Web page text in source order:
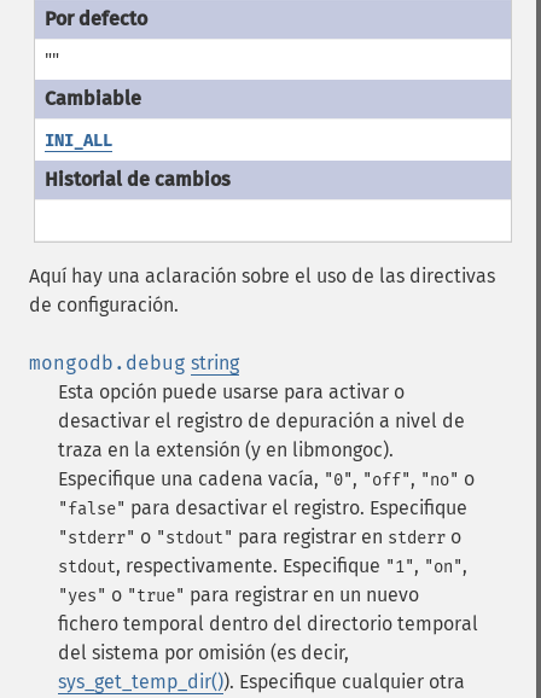
""
INI_ALL
Aquí hay una aclaración sobre el uso de las directivas
de configuración.
mongodb.debug string
Esta opción puede usarse para activar o
desactivar el registro de depuración a nivel de
traza en la extensión (y en libmongoc).
Especifique una cadena vacía, "0", "off", "no" o
"false" para desactivar el registro. Especifique
"stderr" o "stdout" para registrar en stderr o
stdout, respectivamente. Especifique "1", "on",
"yes" o "true" para registrar en un nuevo
fichero temporal dentro del directorio temporal
del sistema por omisión (es decir,
sys_get_temp_dir()). Especifique cualquier otra